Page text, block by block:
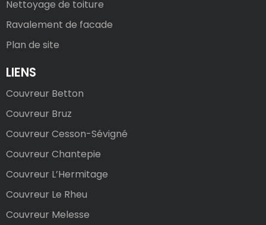
Nettoyage de toiture
Ravalement de facade
Plan de site
LIENS
Couvreur Betton
Couvreur Bruz
Couvreur Cesson-Sévigné
Couvreur Chantepie
Couvreur L’Hermitage
Couvreur Le Rheu
Couvreur Melesse